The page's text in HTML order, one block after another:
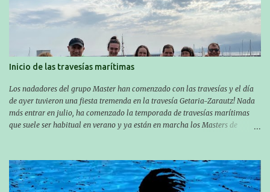
Inicio de las travesías marítimas
Los nadadores del grupo Master han comenzado con las travesías y el día
de ayer tuvieron una fiesta tremenda en la travesía Getaria-Zarautz! Nada
más entrar en julio, ha comenzado la temporada de travesías marítimas
que suele ser habitual en verano y ya están en marcha los Masters de
próxima cita. Para empezar, el 13 de julio, Manu Santos participó en la
XXXVIII. Travesía a nado de Ondarroa y recorrió una distancia de 1600
metros en 28 minutos y 30 segundos. Al día siguiente, Manu Santos y su